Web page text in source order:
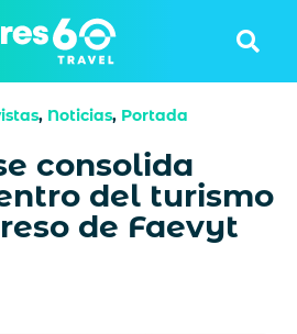
, Noticias, Portada
consolida
del turismo
de Faevyt